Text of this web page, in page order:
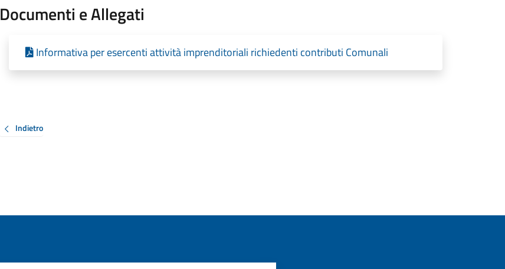
Documenti e Allegati
Informativa per esercenti attività imprenditoriali richiedenti contributi Comunali
Indietro